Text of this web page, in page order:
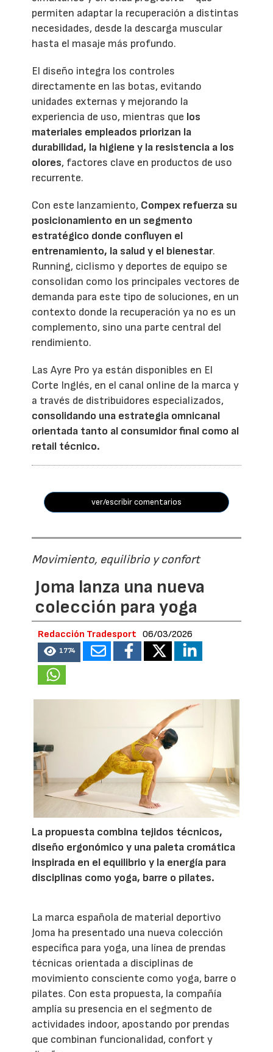
permiten adaptar la recuperación a distintas
necesidades, desde la descarga muscular
hasta el masaje más profundo.
El diseño integra los controles
directamente en las botas, evitando
unidades externas y mejorando la
experiencia de uso, mientras que los
materiales empleados priorizan la
durabilidad, la higiene y la resistencia a los
olores, factores clave en productos de uso
recurrente.
Con este lanzamiento, Compex refuerza su
posicionamiento en un segmento
estratégico donde confluyen el
entrenamiento, la salud y el bienestar.
Running, ciclismo y deportes de equipo se
consolidan como los principales vectores de
demanda para este tipo de soluciones, en un
contexto donde la recuperación ya no es un
complemento, sino una parte central del
rendimiento.
Las Ayre Pro ya están disponibles en El
Corte Inglés, en el canal online de la marca y
a través de distribuidores especializados,
consolidando una estrategia omnicanal
orientada tanto al consumidor final como al
retail técnico.
ver/escribir comentarios
Movimiento, equilibrio y confort
Joma lanza una nueva
colección para yoga
Redacción Tradesport 06/03/2026
1774
La propuesta combina tejidos técnicos,
diseño ergonómico y una paleta cromática
inspirada en el equilibrio y la energía para
disciplinas como yoga, barre o pilates.
La marca española de material deportivo
Joma ha presentado una nueva colección
específica para yoga, una línea de prendas
técnicas orientada a disciplinas de
movimiento consciente como yoga, barre o
pilates. Con esta propuesta, la compañía
amplía su presencia en el segmento de
actividades indoor, apostando por prendas
que combinan funcionalidad, confort y